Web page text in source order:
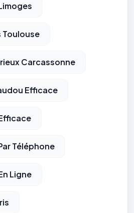
Carcassonne
Efficace
Téléphone
Ligne